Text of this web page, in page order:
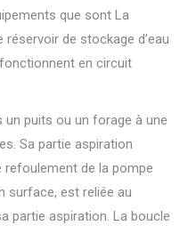
que sont La
réservoir de stockage d’eau
en circuit
un puits ou un forage à une
Sa partie aspiration
de la pompe
surface, est reliée au
partie aspiration. La boucle